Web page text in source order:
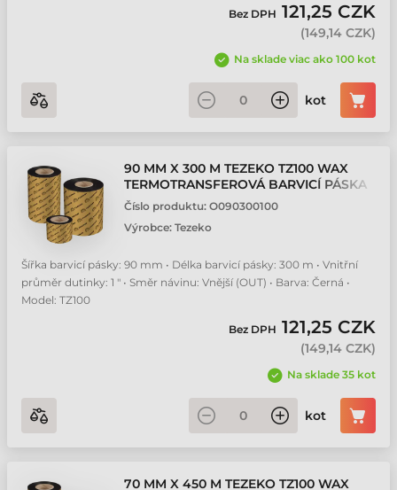
Bez DPH 121,25 CZK
(149,14 CZK)
Na sklade viac ako 100 kot
kot
90 MM X 300 M TEZEKO TZ100 WAX
TERMOTRANSFEROVÁ BARVICÍ PÁSKA
Číslo produktu: O090300100
Výrobce: Tezeko
Šířka barvicí pásky: 90 mm • Délka barvicí pásky: 300 m • Vnitřní
průměr dutinky: 1 " • Směr návinu: Vnější (OUT) • Barva: Černá •
Model: TZ100
Bez DPH 121,25 CZK
(149,14 CZK)
Na sklade 35 kot
kot
70 MM X 450 M TEZEKO TZ100 WAX